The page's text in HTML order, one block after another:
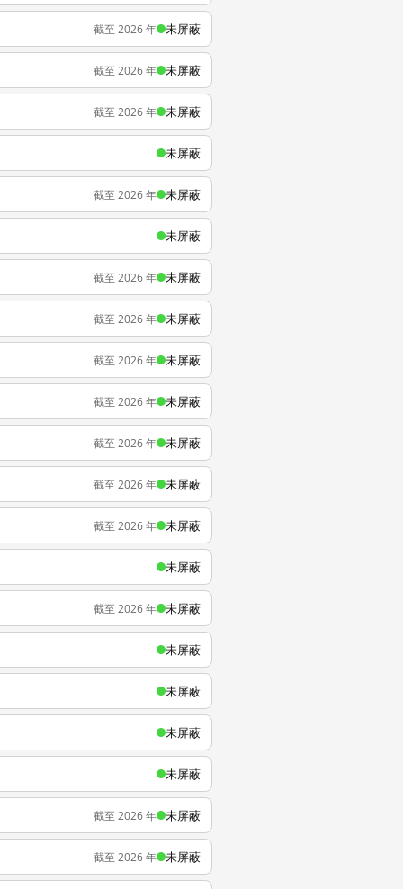
截至 2026 年 未屏蔽
截至 2026 年 未屏蔽
截至 2026 年 未屏蔽
未屏蔽
截至 2026 年 未屏蔽
未屏蔽
截至 2026 年 未屏蔽
截至 2026 年 未屏蔽
截至 2026 年 未屏蔽
截至 2026 年 未屏蔽
截至 2026 年 未屏蔽
截至 2026 年 未屏蔽
截至 2026 年 未屏蔽
未屏蔽
截至 2026 年 未屏蔽
未屏蔽
未屏蔽
未屏蔽
未屏蔽
截至 2026 年 未屏蔽
截至 2026 年 未屏蔽